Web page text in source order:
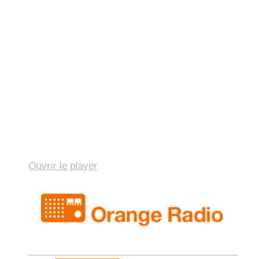
Ouvrir le player